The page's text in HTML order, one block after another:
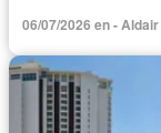
Zona infantil
Aire acondicionado
Despacho
Caseta de vigilancia
06/07/2026 en -